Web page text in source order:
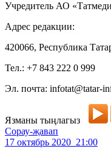
Учредитель АО
Адрес редакции:
420066, Республика
Тел.: +7 843 222 0 999
Эл. почта: infotat@tatar-
Язманы тыңлагыз
Сорау-җавап
17 октябрь 2020 21:00